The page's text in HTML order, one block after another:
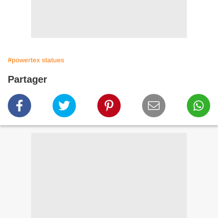
#powertex statues
Partager